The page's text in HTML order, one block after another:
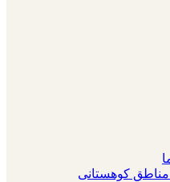
مناطق کوهستانی